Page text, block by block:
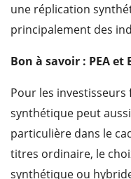
une réplication
principalement des
Bon à savoir : PEA et
Pour les
synthétique peut
particulière dans le
titres ordinaire, le
synthétique ou